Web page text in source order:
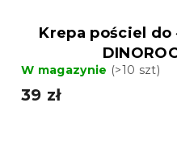
Krepa pościel do
W magazynie (>10 szt)
39 zł